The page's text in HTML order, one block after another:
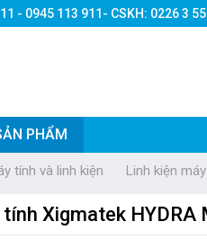
- 0945 113 911- CSKH: 0226 3
PHẨM
tính và linh kiện Linh kiện
Xigmatek